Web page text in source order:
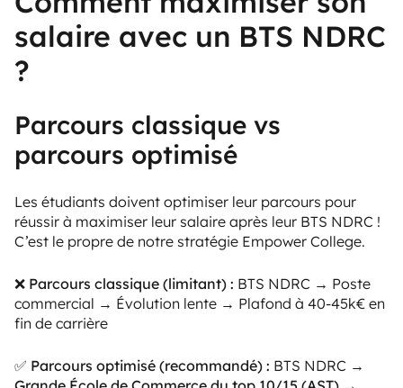
salaire avec un BTS NDRC
?
Parcours classique vs
parcours optimisé
Les étudiants doivent optimiser leur parcours pour
réussir à maximiser leur salaire après leur BTS NDRC !
C’est le propre de notre stratégie Empower College.
❌ Parcours classique (limitant) : BTS NDRC → Poste
commercial → Évolution lente → Plafond à 40-45k€ en
fin de carrière
✅ Parcours optimisé (recommandé) : BTS NDRC →